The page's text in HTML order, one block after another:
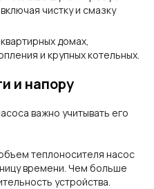
чистку и смазку
домах,
и крупных котельных.
и напору
важно учитывать его
теплоносителя насос
времени. Чем больше
устройства.